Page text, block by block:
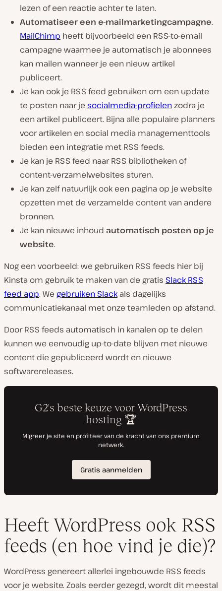
lezen of een reactie achter te laten.
Automatiseer een e-mailmarketingcampagne.
MailChimp heeft bijvoorbeeld een RSS-to-email
campagne waarmee je automatisch je abonnees
kan mailen wanneer je een nieuw artikel
publiceert.
Je kan ook je RSS feed gebruiken om een update
te posten naar je socialmedia-profielenzodra je
een artikel publiceert. Bijna alle populaire planners
voor artikelen en social media managementtools
bieden een integratie met RSS feeds.
Je kan je RSS feed naar RSS bibliotheken of
content-verzamelwebsites sturen.
Je kan zelf natuurlijk ook een pagina op je website
opzetten met de verzamelde content van andere
bronnen.
Je kan nieuwe inhoud automatisch posten op je
website.
Nog een voorbeeld: we gebruiken RSS feeds hier bij
Kinsta om gebruik te maken van de gratis Slack RSS
feed app. We gebruiken Slack als dagelijks
communicatiekanaal met onze teamleden op afstand.
Door RSS feeds automatisch in kanalen op te delen
kunnen we eenvoudig up-to-date blijven met nieuwe
content die gepubliceerd wordt en nieuwe
softwarereleases.
Heeft WordPress ook RSS
feeds (en hoe vind je die)?
WordPress genereert allerlei ingebouwde RSS feeds
voor je website. Zoals eerder gezegd, wordt dit meestal